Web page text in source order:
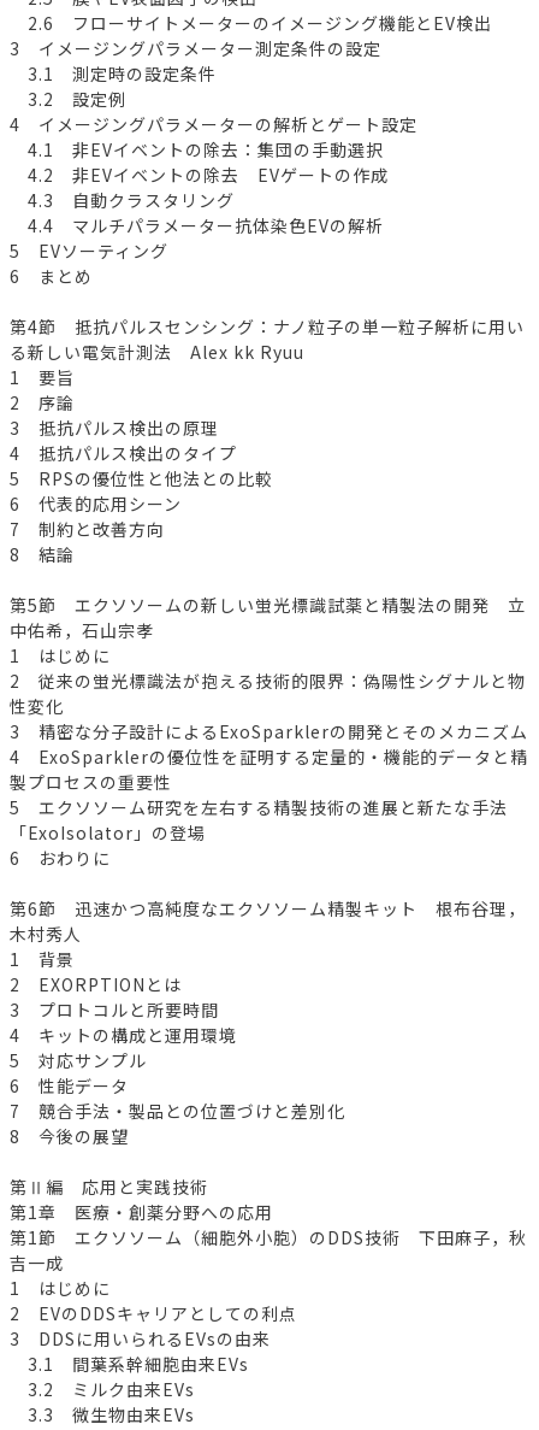
2.6 フローサイトメーターのイメージング機能とEV検出
3 イメージングパラメーター測定条件の設定
3.1 測定時の設定条件
3.2 設定例
4 イメージングパラメーターの解析とゲート設定
4.1 非EVイベントの除去：集団の手動選択
4.2 非EVイベントの除去 EVゲートの作成
4.3 自動クラスタリング
4.4 マルチパラメーター抗体染色EVの解析
5 EVソーティング
6 まとめ
第4節 抵抗パルスセンシング：ナノ粒子の単一粒子解析に用い
る新しい電気計測法 Alex kk Ryuu
1 要旨
2 序論
3 抵抗パルス検出の原理
4 抵抗パルス検出のタイプ
5 RPSの優位性と他法との比較
6 代表的応用シーン
7 制約と改善方向
8 結論
第5節 エクソソームの新しい蛍光標識試薬と精製法の開発 立
中佑希，石山宗孝
1 はじめに
2 従来の蛍光標識法が抱える技術的限界：偽陽性シグナルと物
性変化
3 精密な分子設計によるExoSparklerの開発とそのメカニズム
4 ExoSparklerの優位性を証明する定量的・機能的データと精
製プロセスの重要性
5 エクソソーム研究を左右する精製技術の進展と新たな手法
「ExoIsolator」の登場
6 おわりに
第6節 迅速かつ高純度なエクソソーム精製キット 根布谷理，
木村秀人
1 背景
2 EXORPTIONとは
3 プロトコルと所要時間
4 キットの構成と運用環境
5 対応サンプル
6 性能データ
7 競合手法・製品との位置づけと差別化
8 今後の展望
第Ⅱ編 応用と実践技術
第1章 医療・創薬分野への応用
第1節 エクソソーム（細胞外小胞）のDDS技術 下田麻子，秋
吉一成
1 はじめに
2 EVのDDSキャリアとしての利点
3 DDSに用いられるEVsの由来
3.1 間葉系幹細胞由来EVs
3.2 ミルク由来EVs
3.3 微生物由来EVs